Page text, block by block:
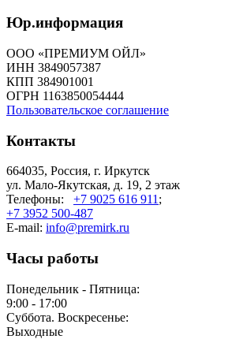
Юр.информация
ООО «ПРЕМИУМ ОЙЛ»
ИНН 3849057387
КПП 384901001
ОГРН 1163850054444
Пользовательское соглашение
Контакты
664035, Россия, г. Иркутск
ул. Мало-Якутская, д. 19, 2 этаж
Телефоны: +7 9025 616 911 ;
+7 3952 500-487
E-mail: info@premirk.ru
Часы работы
Понедельник - Пятница:
9:00 - 17:00
Суббота. Воскресенье:
Выходные